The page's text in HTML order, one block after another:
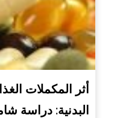
أثر المكملات
البدنية: دراسة